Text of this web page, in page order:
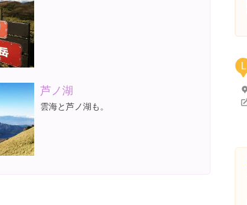
芦ノ湖
雲海と芦ノ湖も。
L